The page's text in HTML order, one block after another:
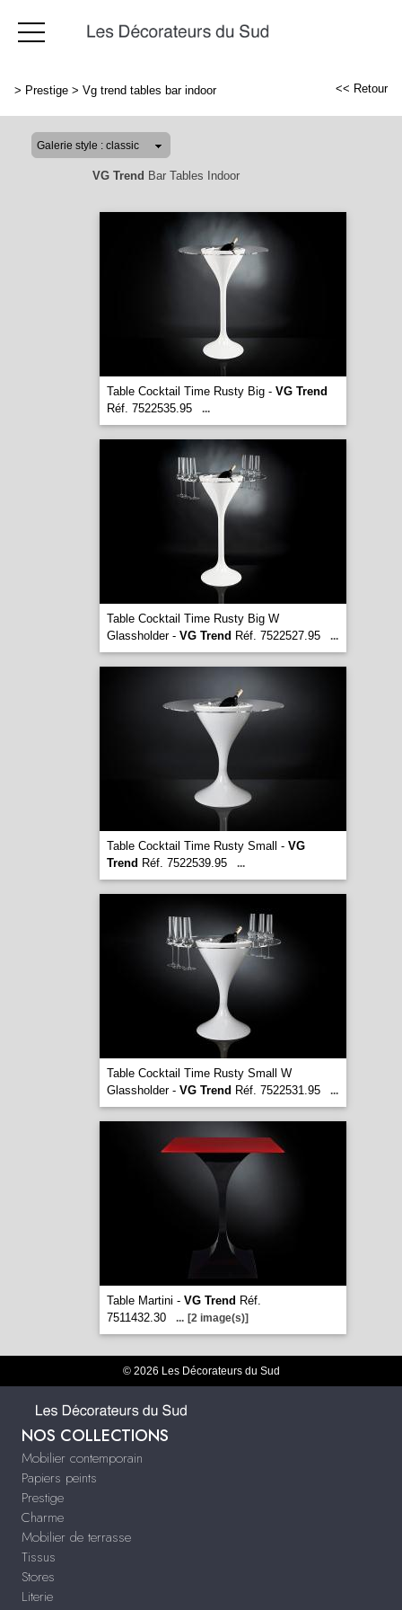
> Prestige > Vg trend tables bar indoor << Retour
VG Trend Bar Tables Indoor
Table Cocktail Time Rusty Big - VG Trend
Réf. 7522535.95
...
Table Cocktail Time Rusty Big W
Glassholder - VG Trend Réf. 7522527.95 ...
Table Cocktail Time Rusty Small - VG
Trend Réf. 7522539.95 ...
Table Cocktail Time Rusty Small W
Glassholder - VG Trend Réf. 7522531.95 ...
Table Martini - VG Trend Réf.
7511432.30
... [2 image(s)]
© 2026 Les Décorateurs du Sud
NOS COLLECTIONS
Mobilier contemporain
Papiers peints
Prestige
Charme
Mobilier de terrasse
Tissus
Stores
Literie